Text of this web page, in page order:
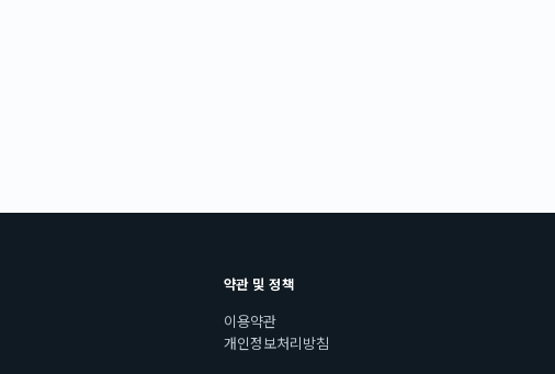
약관 및 정책
이용약관
개인정보처리방침